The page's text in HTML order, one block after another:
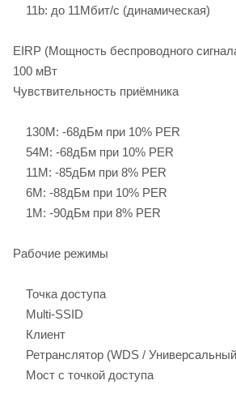
11b: до 11Мбит/с (динамическая)
EIRP (Мощность беспроводного
100 мВт
Чувствительность приёмника
130M: -68дБм при 10% PER
54M: -68дБм при 10% PER
11M: -85дБм при 8% PER
6M: -88дБм при 10% PER
1M: -90дБм при 8% PER
Рабочие режимы
Точка доступа
Multi-SSID
Клиент
Ретранслятор (WDS /
Мост с точкой доступа